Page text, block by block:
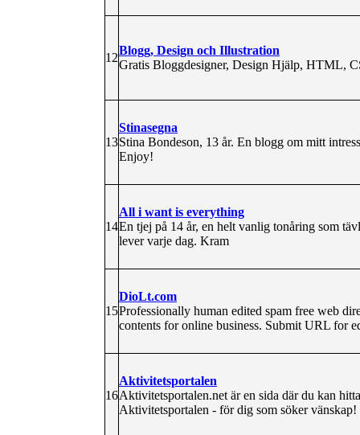
12
Blogg, Design och Illustration
Gratis Bloggdesigner, Design Hjälp, HTML,
13
Stinasegna
Stina Bondeson, 13 år. En blogg om mitt
Enjoy!
14
All i want is everything
En tjej på 14 år, en helt vanlig tonåring som
lever varje dag. Kram
15
DioLt.com
Professionally human edited spam free web
contents for online business. Submit URL for
16
Aktivitetsportalen
Aktivitetsportalen.net är en sida där du kan
Aktivitetsportalen - för dig som söker vänskap!